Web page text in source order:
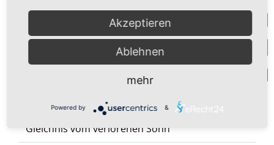
Seid barmherzig, wie auch euer Vater
barmherzig ist: Gesegneten Sonntag
Verprassen wir nicht unser Erbteil! Das
Gleichnis vom verlorenen Sohn
Akzeptieren
Ablehnen
mehr
Powered by &